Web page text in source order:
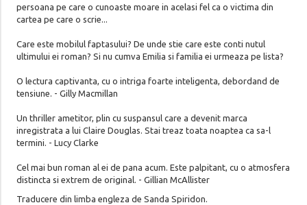
persoana pe care o cunoaste moare in acelasi fel ca o victima din
cartea pe care o scrie...
Care este mobilul faptasului? De unde stie care este conti nutul
ultimului ei roman? Si nu cumva Emilia si familia ei urmeaza pe lista?
O lectura captivanta, cu o intriga foarte inteligenta, debordand de
tensiune. - Gilly Macmillan
Un thriller ametitor, plin cu suspansul care a devenit marca
inregistrata a lui Claire Douglas. Stai treaz toata noaptea ca sa-l
termini. - Lucy Clarke
Cel mai bun roman al ei de pana acum. Este palpitant, cu o atmosfera
distincta si extrem de original. - Gillian McAllister
Traducere din limba engleza de Sanda Spiridon.